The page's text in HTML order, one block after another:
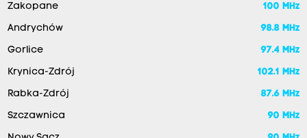
Zakopane 100 MHz
Andrychów 98.8 MHz
Gorlice 97.4 MHz
Krynica-Zdrój 102.1 MHz
Rabka-Zdrój 87.6 MHz
Szczawnica 90 MHz